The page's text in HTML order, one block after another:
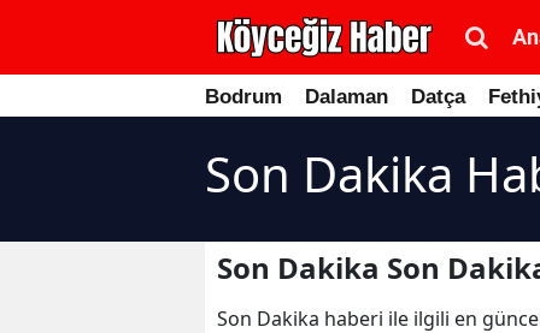
Bodrum Dalaman Datça
Son Dakika
Son Dakika Son
Son Dakika haberi ile ilgili en